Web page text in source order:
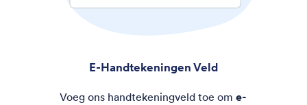
E-Handtekeningen Veld
Voeg ons handtekeningveld toe ome-